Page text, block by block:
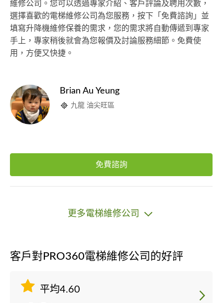
維修公司。您可以透過專家介紹、客戶評論及聘用次數，
選擇喜歡的電梯維修公司為您服務，按下「免費諮詢」並
填寫升降機維修保養的需求，您的需求將自動傳遞到專家
手上，專家稍後就會為您報價及討論服務細節。免費使
用，方便又快捷。
Brian Au Yeung
九龍 油尖旺區
免費諮詢
更多電梯維修公司
客戶對PRO360電梯維修公司的好評
平均4.60